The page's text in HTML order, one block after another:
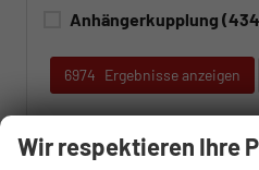
Anhängerkupplung
6974 Ergebnisse anzeigen
Wir respektieren Ihre